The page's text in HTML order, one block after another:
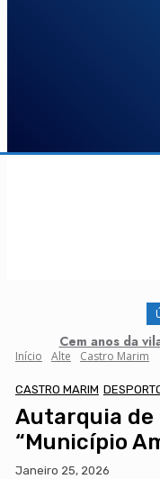
Cem anos da
Início Alte Castro Marim
CASTRO MARIM
Autarquia de
“Município
Janeiro 25, 2026